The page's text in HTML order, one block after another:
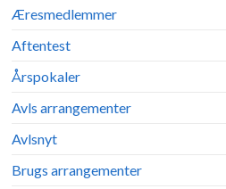
Æresmedlemmer
Aftentest
Årspokaler
Avls arrangementer
Avlsnyt
Brugs arrangementer